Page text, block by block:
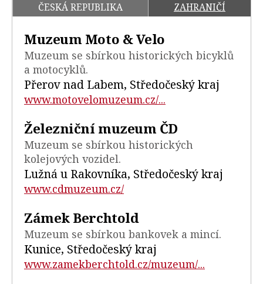
ČESKÁ REPUBLIKA ZAHRANIČÍ
Muzeum Moto & Velo
Muzeum se sbírkou historických bicyklů
a motocyklů.
Přerov nad Labem, Středočeský kraj
www.motovelomuzeum.cz/...
Železniční muzeum ČD
Muzeum se sbírkou historických
kolejových vozidel.
Lužná u Rakovníka, Středočeský kraj
www.cdmuzeum.cz/
Zámek Berchtold
Muzeum se sbírkou bankovek a mincí.
Kunice, Středočeský kraj
www.zamekberchtold.cz/muzeum/...